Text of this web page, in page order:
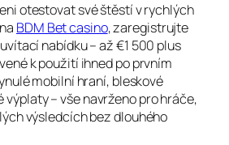
otestovat své štěstí v rychlých
BDM Bet casino, zaregistrujte
nabídku – až €1 500 plus
k použití ihned po prvním
mobilní hraní, bleskové
výplaty – vše navrženo pro hráče,
výsledcích bez dlouhého